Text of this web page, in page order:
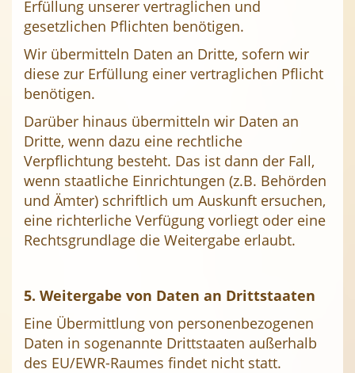
Erfüllung unserer vertraglichen und
gesetzlichen Pflichten benötigen.
Wir übermitteln Daten an Dritte, sofern wir
diese zur Erfüllung einer vertraglichen Pflicht
benötigen.
Darüber hinaus übermitteln wir Daten an
Dritte, wenn dazu eine rechtliche
Verpflichtung besteht. Das ist dann der Fall,
wenn staatliche Einrichtungen (z.B. Behörden
und Ämter) schriftlich um Auskunft ersuchen,
eine richterliche Verfügung vorliegt oder eine
Rechtsgrundlage die Weitergabe erlaubt.
5. Weitergabe von Daten an Drittstaaten
Eine Übermittlung von personenbezogenen
Daten in sogenannte Drittstaaten außerhalb
des EU/EWR-Raumes findet nicht statt.